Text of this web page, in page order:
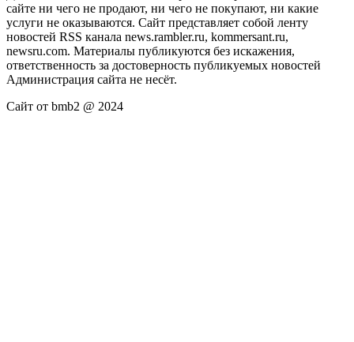
сайте ни чего не продают, ни чего не покупают, ни какие
услуги не оказываются. Сайт представляет собой ленту
новостей RSS канала news.rambler.ru, kommersant.ru,
newsru.com. Материалы публикуются без искажения,
ответственность за достоверность публикуемых новостей
Администрация сайта не несёт.
Сайт от bmb2 @ 2024